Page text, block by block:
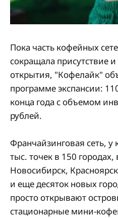
Пока часть кофейных
сокращала присутствие
открытия, "Кофелайк"
программе экспансии:
конца года с объемом
рублей.
Франчайзинговая сеть,
тыс. точек в 150 городах,
Новосибирск,
и еще десяток новых
просто открывают
стационарные мини-